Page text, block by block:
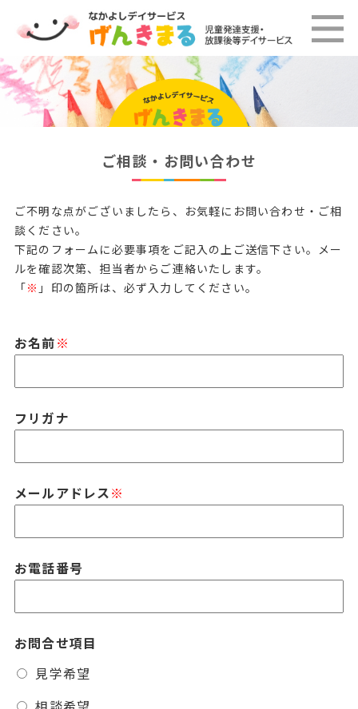
ご相談・お問い合わせ
ご不明な点がございましたら、お気軽にお問い合わせ・ご相
談ください。
下記のフォームに必要事項をご記入の上ご送信下さい。メー
ルを確認次第、担当者からご連絡いたします。
「※ 」印の箇所は、必ず入力してください。
お名前※
フリガナ
メールアドレス※
お電話番号
お問合せ項目
見学希望